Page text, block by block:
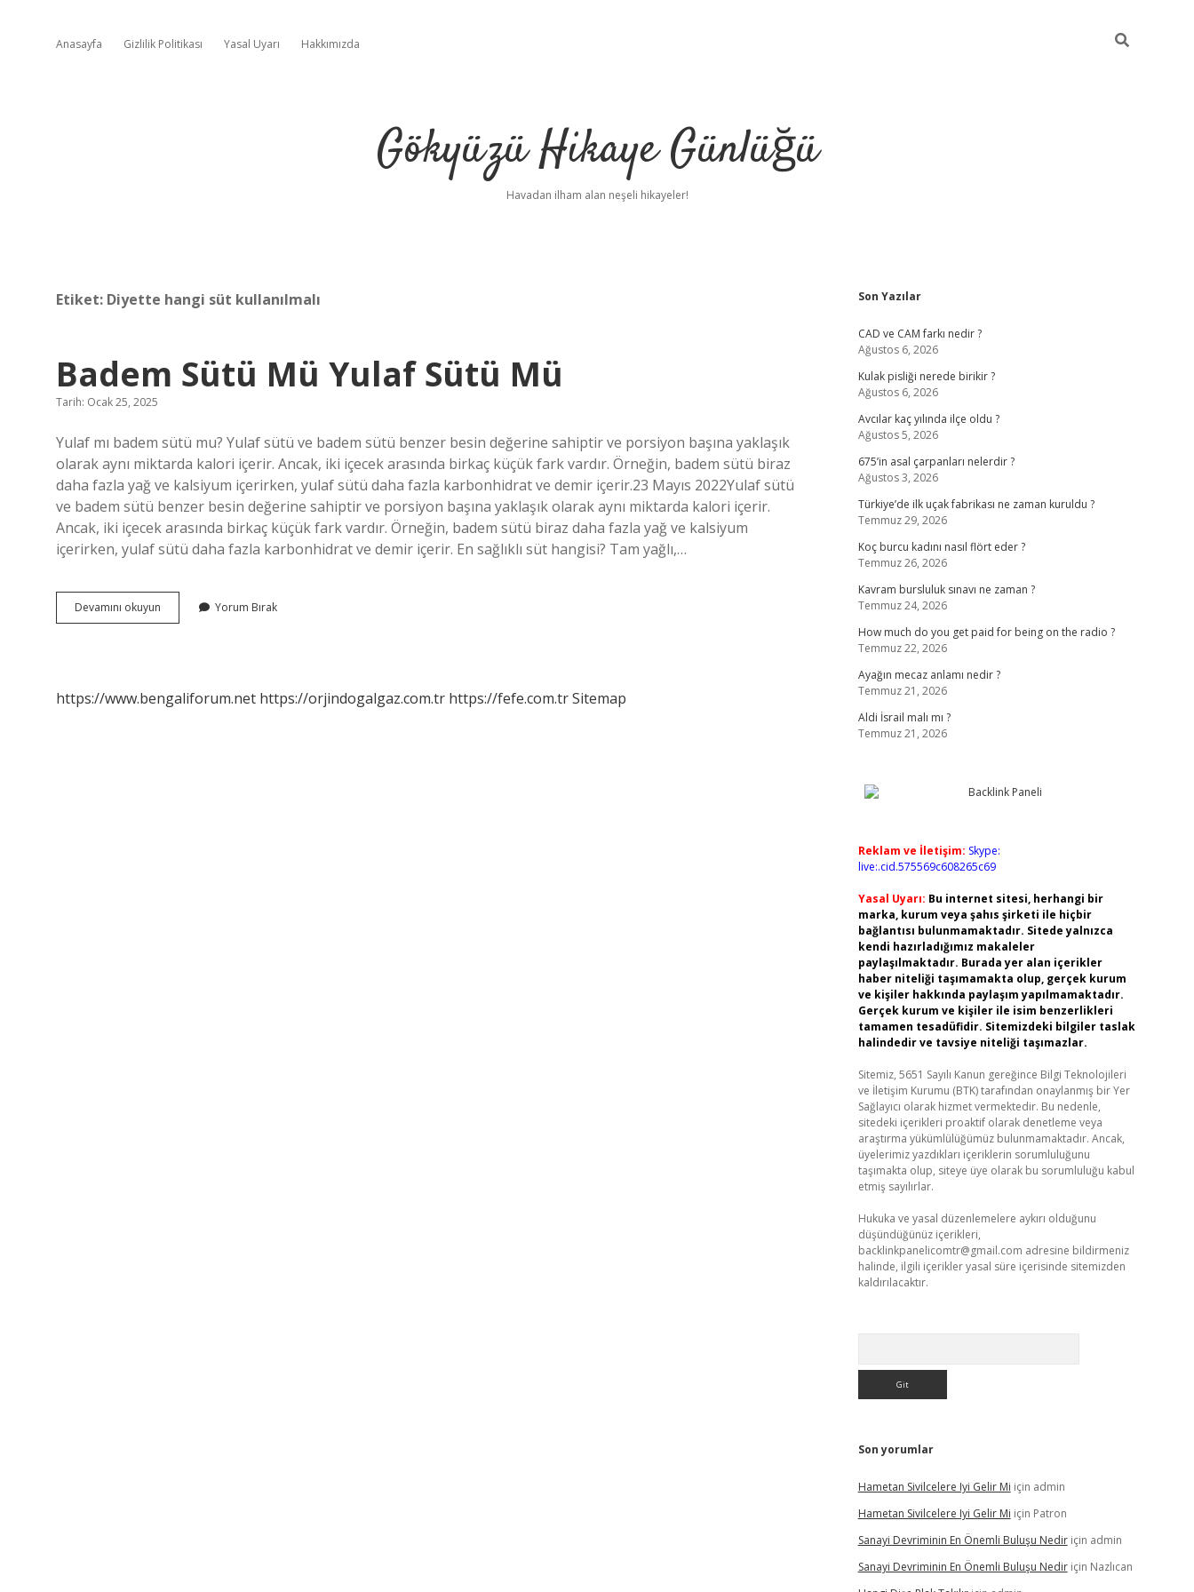
Anasayfa Gizlilik Politikası Yasal Uyarı Hakkımızda
Gökyüzü Hikaye Günlüğü
Havadan ilham alan neşeli hikayeler!
Etiket: Diyette hangi süt kullanılmalı
Badem Sütü Mü Yulaf Sütü Mü
Tarih: Ocak 25, 2025
Yulaf mı badem sütü mu? Yulaf sütü ve badem sütü benzer besin değerine sahiptir ve porsiyon başına yaklaşık
olarak aynı miktarda kalori içerir. Ancak, iki içecek arasında birkaç küçük fark vardır. Örneğin, badem sütü biraz
daha fazla yağ ve kalsiyum içerirken, yulaf sütü daha fazla karbonhidrat ve demir içerir.23 Mayıs 2022Yulaf sütü
ve badem sütü benzer besin değerine sahiptir ve porsiyon başına yaklaşık olarak aynı miktarda kalori içerir.
Ancak, iki içecek arasında birkaç küçük fark vardır. Örneğin, badem sütü biraz daha fazla yağ ve kalsiyum
içerirken, yulaf sütü daha fazla karbonhidrat ve demir içerir. En sağlıklı süt hangisi? Tam yağlı,…
Devamını okuyun
Sütü
Yorum Bırak
https://www.bengaliforum.net https://orjindogalgaz.com.tr https://fefe.com.trSitemap
Sidebar
Son Yazılar
CAD ve CAM farkı nedir ?
Ağustos 6, 2026
Kulak pisliği nerede birikir ?
Ağustos 6, 2026
Avcılar kaç yılında ilçe oldu ?
Ağustos 5, 2026
675’in asal çarpanları nelerdir ?
Ağustos 3, 2026
Türkiye’de ilk uçak fabrikası ne zaman kuruldu ?
Temmuz 29, 2026
Koç burcu kadını nasıl flört eder ?
Temmuz 26, 2026
Kavram bursluluk sınavı ne zaman ?
Temmuz 24, 2026
How much do you get paid for being on the radio ?
Temmuz 22, 2026
Ayağın mecaz anlamı nedir ?
Temmuz 21, 2026
Aldi İsrail malı mı ?
Temmuz 21, 2026
Reklam ve İletişim: Skype:
live:.cid.575569c608265c69
Yasal Uyarı: Bu internet sitesi, herhangi bir
marka, kurum veya şahıs şirketi ile hiçbir
bağlantısı bulunmamaktadır. Sitede yalnızca
kendi hazırladığımız makaleler
paylaşılmaktadır. Burada yer alan içerikler
haber niteliği taşımamakta olup, gerçek kurum
ve kişiler hakkında paylaşım yapılmamaktadır.
Gerçek kurum ve kişiler ile isim benzerlikleri
tamamen tesadüfidir. Sitemizdeki bilgiler taslak
halindedir ve tavsiye niteliği taşımazlar.
Sitemiz, 5651 Sayılı Kanun gereğince Bilgi Teknolojileri
ve İletişim Kurumu (BTK) tarafından onaylanmış bir Yer
Sağlayıcı olarak hizmet vermektedir. Bu nedenle,
sitedeki içerikleri proaktif olarak denetleme veya
araştırma yükümlülüğümüz bulunmamaktadır. Ancak,
üyelerimiz yazdıkları içeriklerin sorumluluğunu
taşımakta olup, siteye üye olarak bu sorumluluğu kabul
etmiş sayılırlar.
Hukuka ve yasal düzenlemelere aykırı olduğunu
düşündüğünüz içerikleri,
backlinkpanelicomtr@gmail.com adresine bildirmeniz
halinde, ilgili içerikler yasal süre içerisinde sitemizden
kaldırılacaktır.
Son yorumlar
Hametan Sivilcelere Iyi Gelir Mi için admin
Hametan Sivilcelere Iyi Gelir Mi için Patron
Sanayi Devriminin En Önemli Buluşu Nediriçin admin
Sanayi Devriminin En Önemli Buluşu Nediriçin Nazlıcan